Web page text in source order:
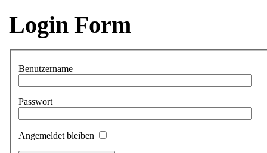
Login Form
Benutzername
Passwort
Angemeldet bleiben